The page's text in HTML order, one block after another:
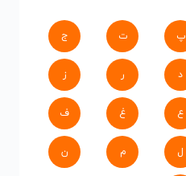
پ ت ج
د ر ز
ع غ ف
ل م ن